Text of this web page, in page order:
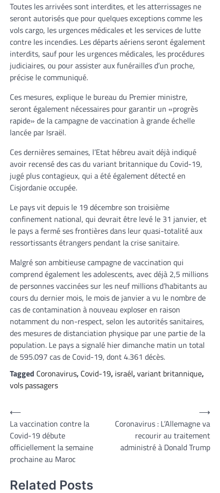
Toutes les arrivées sont interdites, et les atterrissages ne
seront autorisés que pour quelques exceptions comme les
vols cargo, les urgences médicales et les services de lutte
contre les incendies. Les départs aériens seront également
interdits, sauf pour les urgences médicales, les procédures
judiciaires, ou pour assister aux funérailles d’un proche,
précise le communiqué.
Ces mesures, explique le bureau du Premier ministre,
seront également nécessaires pour garantir un «progrès
rapide» de la campagne de vaccination à grande échelle
lancée par Israël.
Ces dernières semaines, l’Etat hébreu avait déjà indiqué
avoir recensé des cas du variant britannique du Covid-19,
jugé plus contagieux, qui a été également détecté en
Cisjordanie occupée.
Le pays vit depuis le 19 décembre son troisième
confinement national, qui devrait être levé le 31 janvier, et
le pays a fermé ses frontières dans leur quasi-totalité aux
ressortissants étrangers pendant la crise sanitaire.
Malgré son ambitieuse campagne de vaccination qui
comprend également les adolescents, avec déjà 2,5 millions
de personnes vaccinées sur les neuf millions d’habitants au
cours du dernier mois, le mois de janvier a vu le nombre de
cas de contamination à nouveau exploser en raison
notamment du non-respect, selon les autorités sanitaires,
des mesures de distanciation physique par une partie de la
population. Le pays a signalé hier dimanche matin un total
de 595.097 cas de Covid-19, dont 4.361 décès.
Tagged Coronavirus, Covid-19, israél,variant britannique,
vols passagers
Navigation
de
l’article
⟵
La vaccination contre la
Covid-19 débute
officiellement la semaine
prochaine au Maroc
Coronavirus : L’Allemagne va
recourir au traitement
administré à Donald Trump
⟶
Related Posts